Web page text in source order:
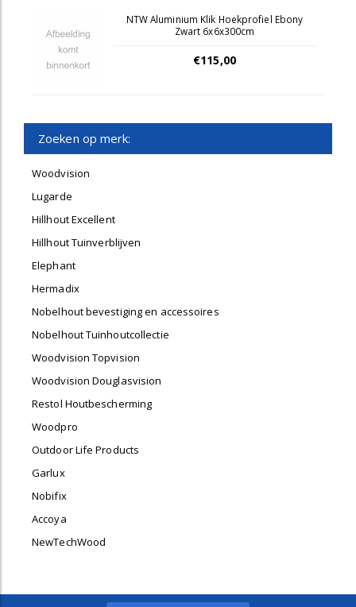
NTW Aluminium Klik Hoekprofiel Ebony
Zwart 6x6x300cm
€115,00
Zoeken op merk:
Woodvision
Lugarde
Hillhout Excellent
Hillhout Tuinverblijven
Elephant
Hermadix
Nobelhout bevestiging en accessoires
Nobelhout Tuinhoutcollectie
Woodvision Topvision
Woodvision Douglasvision
Restol Houtbescherming
Woodpro
Outdoor Life Products
Garlux
Nobifix
Accoya
NewTechWood